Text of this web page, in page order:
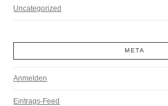
Uncategorized
META
Anmelden
Eintrags-Feed